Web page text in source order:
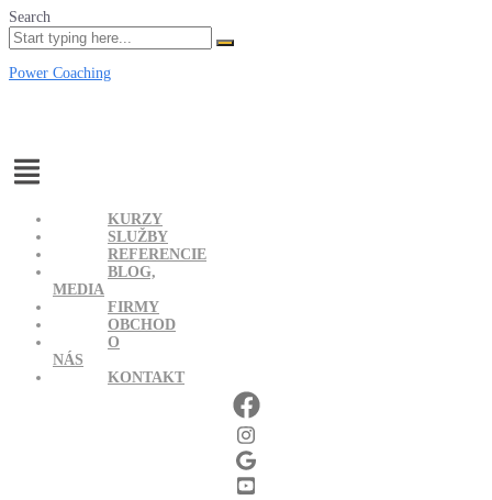
Search
Power Coaching
Menu
KURZY
SLUŽBY
REFERENCIE
BLOG,
MEDIA
FIRMY
OBCHOD
O
NÁS
KONTAKT